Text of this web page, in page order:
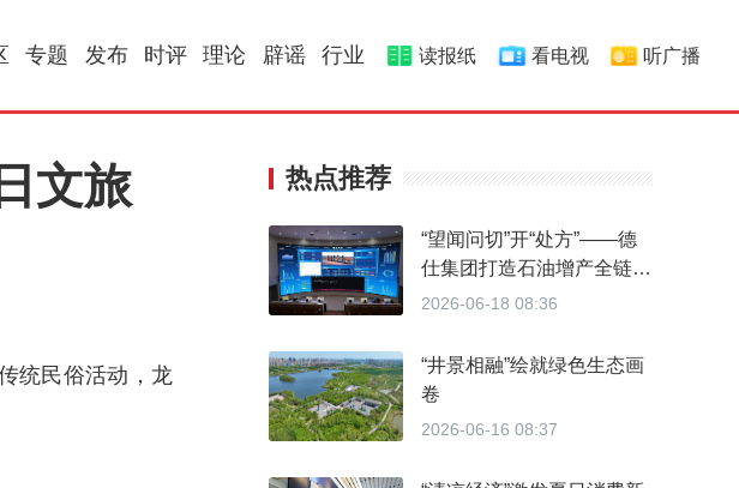
专题 发布 时评 理论 辟谣 行业 读报纸 看电视 听广播
文旅
统民俗活动，龙
热点推荐
“望闻问切”开“处方”——德
仕集团打造石油增产全链
条“油田医院”
2026-06-18 08:36
“井景相融”绘就绿色生态画
卷
2026-06-16 08:37